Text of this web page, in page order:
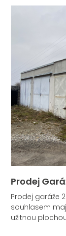
Prodej
Prodej garáže
souhlasem
užitnou